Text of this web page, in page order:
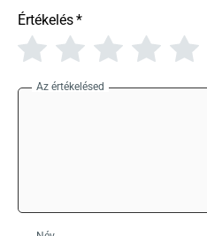
Értékelés*
Az értékelésed